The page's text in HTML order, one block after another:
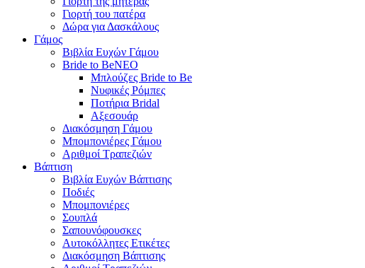
Γιορτή του πατέρα
Δώρα για Δασκάλους
Γάμος
Βιβλία Ευχών Γάμου
Bride to BeNEO
Μπλούζες Bride to Be
Νυφικές Ρόμπες
Ποτήρια Bridal
Αξεσουάρ
Διακόσμηση Γάμου
Μπομπονιέρες Γάμου
Αριθμοί Τραπεζιών
Βάπτιση
Βιβλία Ευχών Βάπτισης
Ποδιές
Μπομπονιέρες
Σουπλά
Σαπουνόφουσκες
Αυτοκόλλητες Ετικέτες
Διακόσμηση Βάπτισης